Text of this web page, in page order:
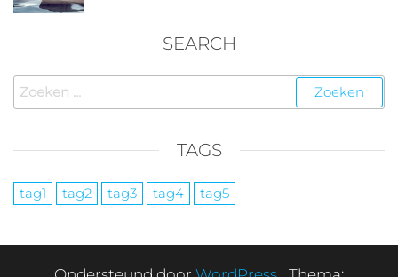
SEARCH
Zoeken
naar:
TAGS
tag1 tag2 tag3 tag4 tag5